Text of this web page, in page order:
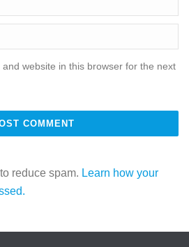
website in this browser for the next
reduce spam. Learn how your